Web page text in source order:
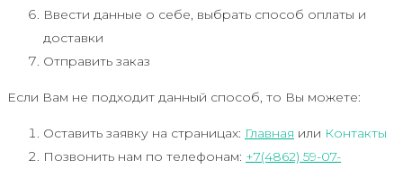
Ввести данные о себе, выбрать способ оплаты и
доставки
Отправить заказ
Если Вам не подходит данный способ, то Вы можете:
Оставить заявку на страницах: Главная или Контакты
Позвонить нам по телефонам: +7(4862) 59-07-